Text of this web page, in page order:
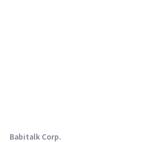
Babitalk Corp.